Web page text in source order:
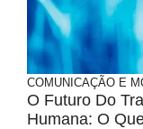
COMUNICAÇÃO E
O Futuro Do
Humana: O